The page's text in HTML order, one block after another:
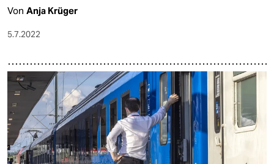
Von Anja Krüger
5.7.2022